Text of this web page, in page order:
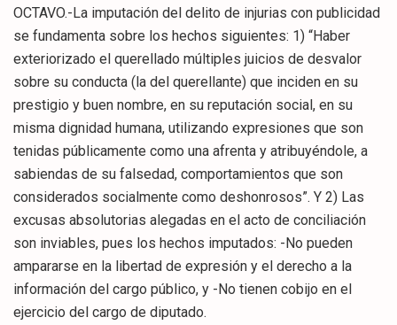
OCTAVO.-La imputación del delito de injurias con publicidad
se fundamenta sobre los hechos siguientes: 1) “Haber
exteriorizado el querellado múltiples juicios de desvalor
sobre su conducta (la del querellante) que inciden en su
prestigio y buen nombre, en su reputación social, en su
misma dignidad humana, utilizando expresiones que son
tenidas públicamente como una afrenta y atribuyéndole, a
sabiendas de su falsedad, comportamientos que son
considerados socialmente como deshonrosos”. Y 2) Las
excusas absolutorias alegadas en el acto de conciliación
son inviables, pues los hechos imputados: -No pueden
ampararse en la libertad de expresión y el derecho a la
información del cargo público, y -No tienen cobijo en el
ejercicio del cargo de diputado.